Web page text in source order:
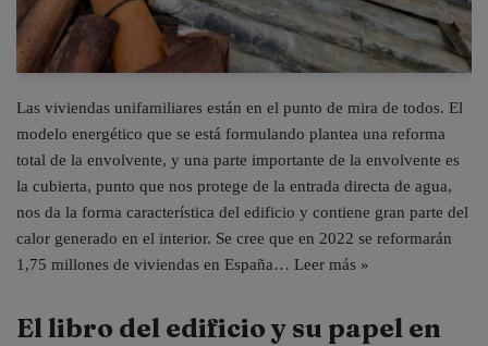
Las viviendas unifamiliares están en el punto de mira de todos. El
modelo energético que se está formulando plantea una reforma
total de la envolvente, y una parte importante de la envolvente es
la cubierta, punto que nos protege de la entrada directa de agua,
nos da la forma característica del edificio y contiene gran parte del
calor generado en el interior. Se cree que en 2022 se reformarán
1,75 millones de viviendas en España… Leer más »
El libro del edificio y su papel en